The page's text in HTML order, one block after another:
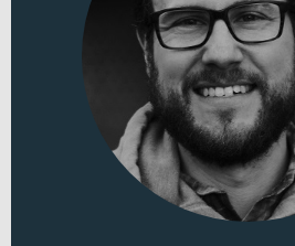
schnellen Pendelstrecken ebenso wohl
Touren über Schotter und Asphalt. Die
für ruhiges Überrollen und effizienten
lange Distanzen mit sportlichem
Gesamtgewichts von 130 kg bist du
urbanen Alltag oder auf
Straßenzulassung besitzt, ist es
Technisches Konzept und